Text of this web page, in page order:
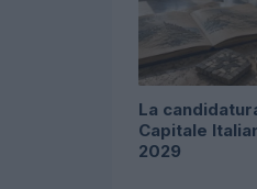
La
Capitale
2029